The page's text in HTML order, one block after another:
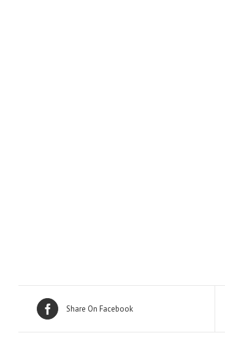
Share On Facebook